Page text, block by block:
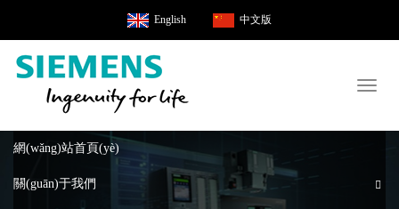
English 中文版
網(wǎng)站首頁(yè)
關(guān)于我們